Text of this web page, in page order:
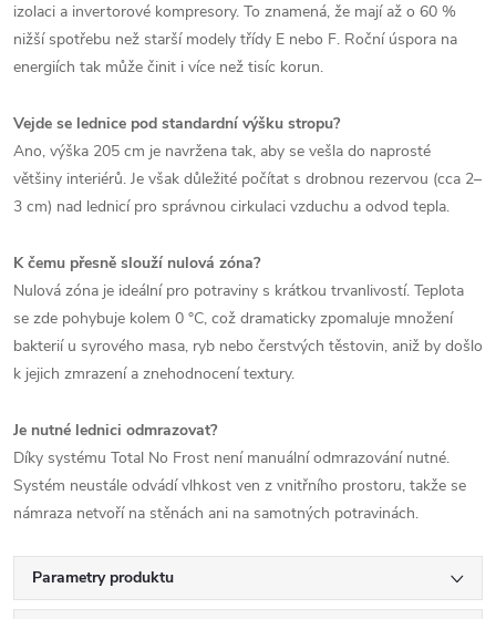
izolaci a invertorové kompresory. To znamená, že mají až o 60 %
nižší spotřebu než starší modely třídy E nebo F. Roční úspora na
energiích tak může činit i více než tisíc korun.
Vejde se lednice pod standardní výšku stropu?
Ano, výška 205 cm je navržena tak, aby se vešla do naprosté
většiny interiérů. Je však důležité počítat s drobnou rezervou (cca 2–
3 cm) nad lednicí pro správnou cirkulaci vzduchu a odvod tepla.
K čemu přesně slouží nulová zóna?
Nulová zóna je ideální pro potraviny s krátkou trvanlivostí. Teplota
se zde pohybuje kolem 0 °C, což dramaticky zpomaluje množení
bakterií u syrového masa, ryb nebo čerstvých těstovin, aniž by došlo
k jejich zmrazení a znehodnocení textury.
Je nutné lednici odmrazovat?
Díky systému Total No Frost není manuální odmrazování nutné.
Systém neustále odvádí vlhkost ven z vnitřního prostoru, takže se
námraza netvoří na stěnách ani na samotných potravinách.
Parametry produktu